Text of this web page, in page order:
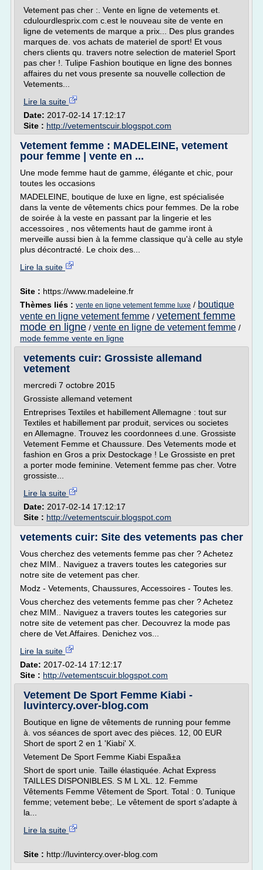
Vetement pas cher :. Vente en ligne de vetements et.
cdulourdlesprix.com c.est le nouveau site de vente en
ligne de vetements de marque a prix... Des plus grandes
marques de. vos achats de materiel de sport! Et vous
chers clients qu. travers notre selection de materiel Sport
pas cher !. Tulipe Fashion boutique en ligne des bonnes
affaires du net vous presente sa nouvelle collection de
Vetements...
Lire la suite
Date: 2017-02-14 17:12:17
Site : http://vetementscuir.blogspot.com
Vetement femme : MADELEINE, vetement
pour femme | vente en ...
Une mode femme haut de gamme, élégante et chic, pour
toutes les occasions
MADELEINE, boutique de luxe en ligne, est spécialisée
dans la vente de vêtements chics pour femmes. De la robe
de soirée à la veste en passant par la lingerie et les
accessoires , nos vêtements haut de gamme iront à
merveille aussi bien à la femme classique qu'à celle au style
plus décontracté. Le choix des...
Lire la suite
Site : https://www.madeleine.fr
Thèmes liés : vente en ligne vetement femme luxe / boutique
vente en ligne vetement femme / vetement femme
mode en ligne / vente en ligne de vetement femme /
mode femme vente en ligne
vetements cuir: Grossiste allemand
vetement
mercredi 7 octobre 2015
Grossiste allemand vetement
Entreprises Textiles et habillement Allemagne : tout sur
Textiles et habillement par produit, services ou societes
en Allemagne. Trouvez les coordonnees d.une. Grossiste
Vetement Femme et Chaussure. Des Vetements mode et
fashion en Gros a prix Destockage ! Le Grossiste en pret
a porter mode feminine. Vetement femme pas cher. Votre
grossiste...
Lire la suite
Date: 2017-02-14 17:12:17
Site : http://vetementscuir.blogspot.com
vetements cuir: Site des vetements pas cher
Vous cherchez des vetements femme pas cher ? Achetez
chez MIM.. Naviguez a travers toutes les categories sur
notre site de vetement pas cher.
Modz - Vetements, Chaussures, Accessoires - Toutes les.
Vous cherchez des vetements femme pas cher ? Achetez
chez MIM.. Naviguez a travers toutes les categories sur
notre site de vetement pas cher. Decouvrez la mode pas
chere de Vet.Affaires. Denichez vos...
Lire la suite
Date: 2017-02-14 17:12:17
Site : http://vetementscuir.blogspot.com
Vetement De Sport Femme Kiabi -
luvintercy.over-blog.com
Boutique en ligne de vêtements de running pour femme
à. vos séances de sport avec des pièces. 12, 00 EUR
Short de sport 2 en 1 'Kiabi' X.
Vetement De Sport Femme Kiabi Espaã±a
Short de sport unie. Taille élastiquée. Achat Express
TAILLES DISPONIBLES. S M L XL. 12. Femme
Vêtements Femme Vêtement de Sport. Total : 0. Tunique
femme; vetement bebe;. Le vêtement de sport s'adapte à
la...
Lire la suite
Site : http://luvintercy.over-blog.com